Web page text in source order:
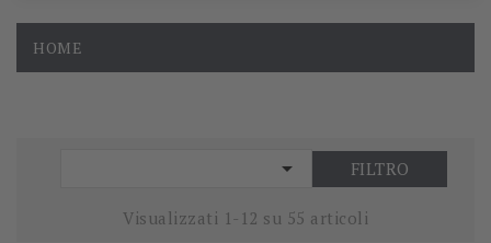
HOME
 FILTRO
Visualizzati 1-12 su 55 articoli